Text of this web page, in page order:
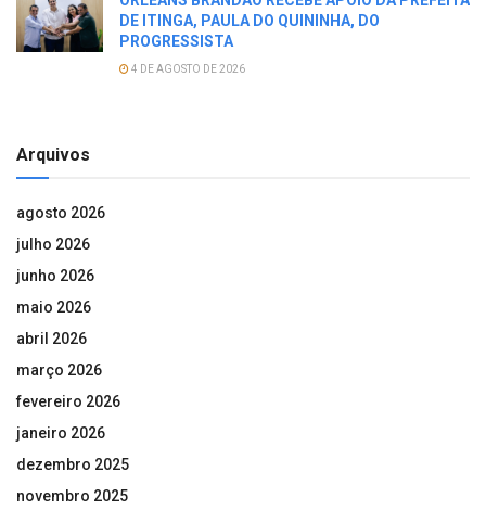
DE ITINGA, PAULA DO QUININHA, DO
PROGRESSISTA
4 DE AGOSTO DE 2026
Arquivos
agosto 2026
julho 2026
junho 2026
maio 2026
abril 2026
março 2026
fevereiro 2026
janeiro 2026
dezembro 2025
novembro 2025